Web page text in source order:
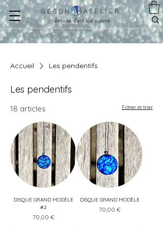
émaux d'art sur cuivre
Accueil Les pendentifs
Les pendentifs
18 articles Filtrer et trier
DISQUE GRAND MODÈLE
#2
Prix
70,00 €
DISQUE GRAND MODÈLE
Prix
70,00 €